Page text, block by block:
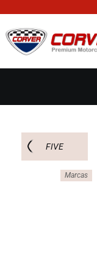
FIVE
Marcas